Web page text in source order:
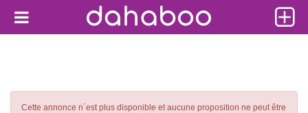
Cette annonce n´est plus disponible et aucune proposition ne peut être